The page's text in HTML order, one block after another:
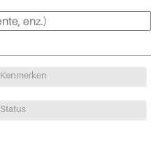
Kenmerken
Status